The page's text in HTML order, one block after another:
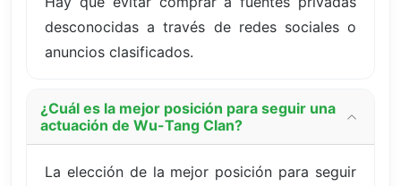
desconocidas a través de redes sociales o
anuncios clasificados.
¿Cuál es la mejor posición para seguir una
actuación de Wu-Tang Clan?
La elección de la mejor posición para seguir